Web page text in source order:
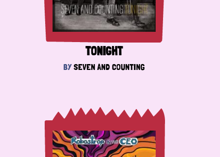
TONIGHT
BYSEVEN AND COUNTING